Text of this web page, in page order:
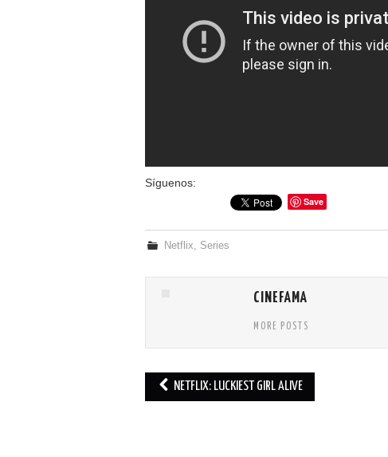
Síguenos:
Save
Netflix Series
CINEFAMA
MORE POSTS
NETFLIX: LUCKIEST GIRL ALIVE